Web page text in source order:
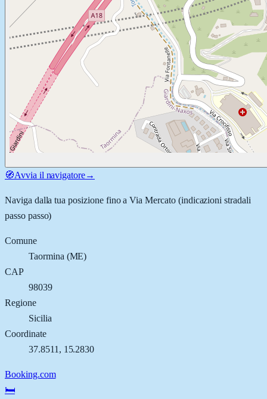
🧭Avvia il navigatore→
Naviga dalla tua posizione fino aVia Mercato(indicazioni stradali
passo passo)
Comune
Taormina (ME)
CAP
98039
Regione
Sicilia
Coordinate
37.8511 , 15.2830
Booking.com
🛏️